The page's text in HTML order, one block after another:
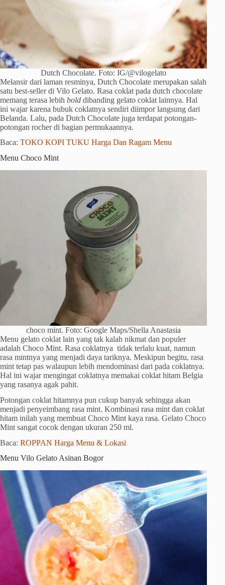
Dutch Chocolate. Foto: IG/@vilogelato
Melansir dari laman resminya, Dutch Chocolate merupakan salah
satu best-seller di Vilo Gelato. Rasa coklat pada dutch chocolate
memang terasa lebih bold dibanding gelato coklat lainnya. Hal
ini wajar karena bubuk coklatnya sendiri diimpor langsung dari
Belanda. Lalu, pada Dutch Chocolate juga terdapat potongan-
potongan rocher di bagian permukaannya.
Baca: TOKO KOPI TUKU Harga Dan Ragam Menu
Menu Choco Mint
choco mint. Foto: Google Maps/Shella Anastasia
Menu gelato coklat lain yang tak kalah nikmat dan populer
adalah Choco Mint. Rasa coklatnya tidak terlalu kuat, namun
rasa mintnya yang menjadi daya tariknya. Meskipun begitu, rasa
mint tetap pas walaupun lebih mendominasi dari pada coklatnya.
Hal ini wajar mengingat coklatnya memakai coklat hitam Belgia
yang rasanya agak pahit.
Potongan coklat hitamnya pun cukup banyak sehingga akan
menjadi penyeimbang rasa mint. Kombinasi rasa mint dan coklat
hitam inilah yang membuat Choco Mint kaya rasa. Gelato Choco
Mint sangat cocok dengan ukuran 250 ml.
Baca: ROPPAN Harga Menu & Lokasi
Menu Vilo Gelato Asinan Bogor